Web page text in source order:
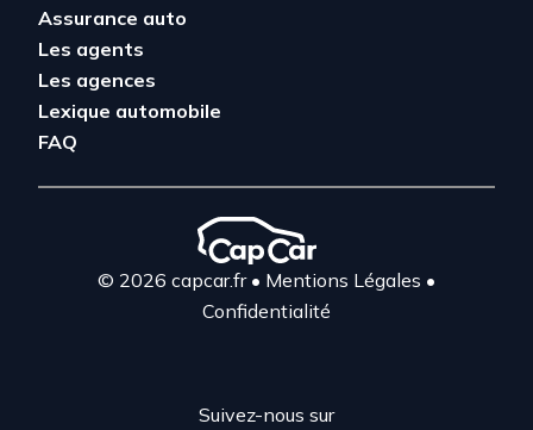
Assurance auto
Les agents
Les agences
Lexique automobile
FAQ
© 2026 capcar.fr• Mentions Légales •
Confidentialité
Suivez-nous sur